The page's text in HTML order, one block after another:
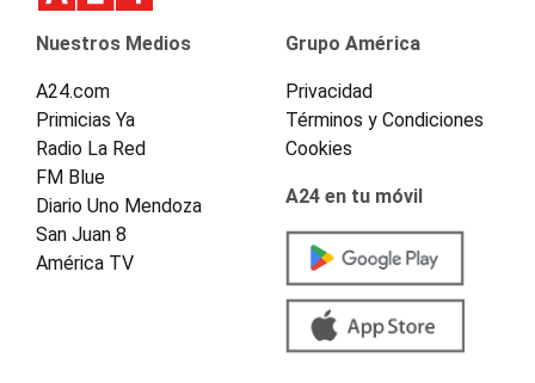
Nuestros Medios
A24.com
Primicias Ya
Radio La Red
FM Blue
Diario Uno Mendoza
San Juan 8
América TV
Grupo América
Privacidad
Términos y Condiciones
Cookies
A24 en tu móvil